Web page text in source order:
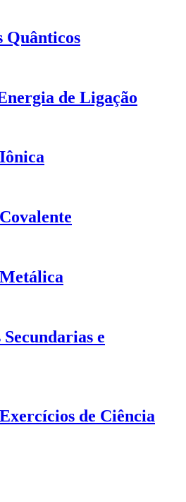
Quânticos
de Ligação
e
de Ciência